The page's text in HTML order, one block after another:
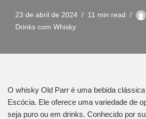
23 de abril de 2024 11 min read
Drinks com Whisky
O whisky Old Parr é uma bebida
Escócia. Ele oferece uma variedade de
seja puro ou em drinks. Conhecido por